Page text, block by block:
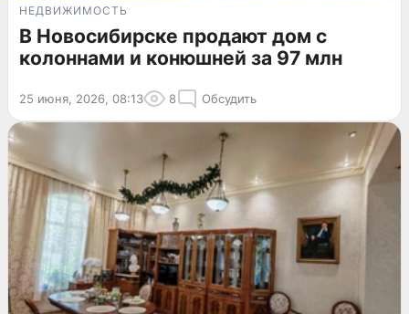
НЕДВИЖИМОСТЬ
В Новосибирске продают дом с
колоннами и конюшней за 97 млн
25 июня, 2026, 08:13 8 Обсудить